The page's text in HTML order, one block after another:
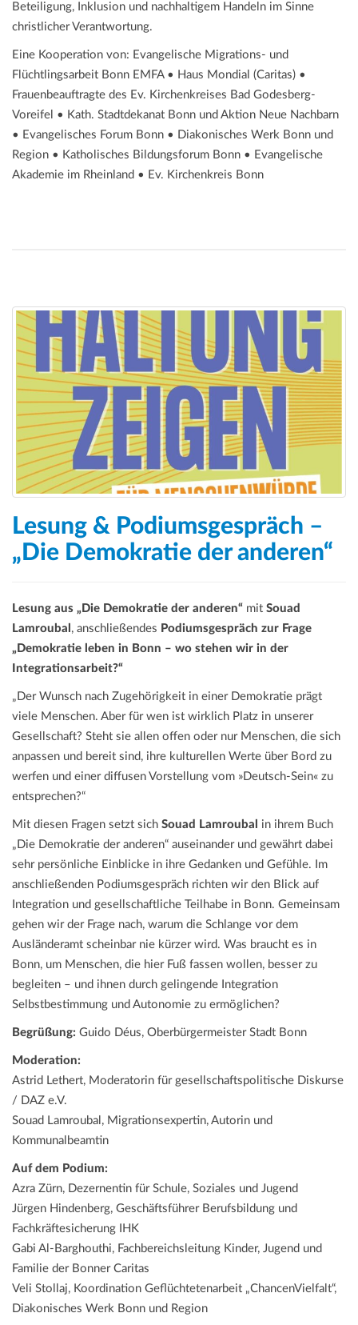
Beteiligung, Inklusion und nachhaltigem Handeln im Sinne
christlicher Verantwortung.
Eine Kooperation von: Evangelische Migrations- und
Flüchtlingsarbeit Bonn EMFA • Haus Mondial (Caritas) •
Frauenbeauftragte des Ev. Kirchenkreises Bad Godesberg-
Voreifel • Kath. Stadtdekanat Bonn und Aktion Neue Nachbarn
• Evangelisches Forum Bonn • Diakonisches Werk Bonn und
Region • Katholisches Bildungsforum Bonn • Evangelische
Akademie im Rheinland • Ev. Kirchenkreis Bonn
Lesung & Podiumsgespräch –
„Die Demokratie der anderen“
Lesung aus „Die Demokratie der anderen“ mit Souad
Lamroubal , anschließendes Podiumsgespräch zur Frage
„Demokratie leben in Bonn – wo stehen wir in der
Integrationsarbeit?“
„Der Wunsch nach Zugehörigkeit in einer Demokratie prägt
viele Menschen. Aber für wen ist wirklich Platz in unserer
Gesellschaft? Steht sie allen offen oder nur Menschen, die sich
anpassen und bereit sind, ihre kulturellen Werte über Bord zu
werfen und einer diffusen Vorstellung vom »Deutsch-Sein« zu
entsprechen?“
Mit diesen Fragen setzt sich Souad Lamroubal
in ihrem Buch
„Die Demokratie der anderen“ auseinander und gewährt dabei
sehr persönliche Einblicke in ihre Gedanken und Gefühle. Im
anschließenden Podiumsgespräch richten wir den Blick auf
Integration und gesellschaftliche Teilhabe in Bonn. Gemeinsam
gehen wir der Frage nach, warum die Schlange vor dem
Ausländeramt scheinbar nie kürzer wird. Was braucht es in
Bonn, um Menschen, die hier Fuß fassen wollen, besser zu
begleiten – und ihnen durch gelingende Integration
Selbstbestimmung und Autonomie zu ermöglichen?
Begrüßung: Guido Déus, Oberbürgermeister Stadt Bonn
Moderation:
Astrid Lethert, Moderatorin für gesellschaftspolitische Diskurse
/ DAZ e.V.
Souad Lamroubal, Migrationsexpertin, Autorin und
Kommunalbeamtin
Auf dem Podium:
Azra Zürn, Dezernentin für Schule, Soziales und Jugend
Jürgen Hindenberg, Geschäftsführer Berufsbildung und
Fachkräftesicherung IHK
Gabi Al-Barghouthi, Fachbereichsleitung Kinder, Jugend und
Familie der Bonner Caritas
Veli Stollaj, Koordination Geflüchtetenarbeit „ChancenVielfalt“,
Diakonisches Werk Bonn und Region